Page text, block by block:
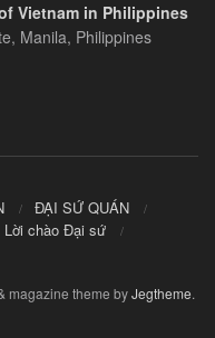
Vietnam in Philippines​
Manila, Philippines
ĐẠI SỨ QUÁN
Lời chào Đại sứ
magazine theme byJegtheme.